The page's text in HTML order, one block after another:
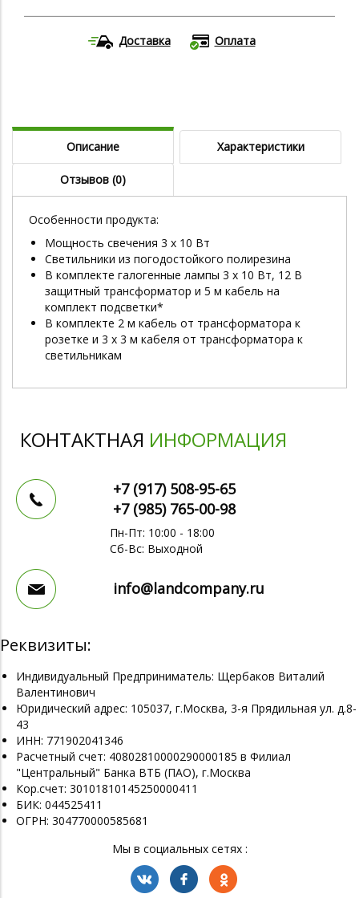
Доставка Оплата
Описание Характеристики
Отзывов (0)
Особенности продукта:
Мощность свечения 3 x 10 Вт
Светильники из погодостойкого полирезина
В комплекте галогенные лампы 3 x 10 Вт, 12 В
защитный трансформатор и 5 м кабель на
комплект подсветки*
В комплекте 2 м кабель от трансформатора к
розетке и 3 x 3 м кабеля от трансформатора к
светильникам
КОНТАКТНАЯ ИНФОРМАЦИЯ
+7 (917) 508-95-65
+7 (985) 765-00-98
Пн-Пт: 10:00 - 18:00
Сб-Вс: Выходной
info@landcompany.ru
Реквизиты:
Индивидуальный Предприниматель: Щербаков Виталий
Валентинович
Юридический адрес: 105037, г.Москва, 3-я Прядильная ул. д.8-
43
ИНН: 771902041346
Расчетный счет: 40802810000290000185 в Филиал
"Центральный" Банка ВТБ (ПАО), г.Москва
Кор.счет: 30101810145250000411
БИК: 044525411
ОГРН: 304770000585681
Мы в социальных сетях :